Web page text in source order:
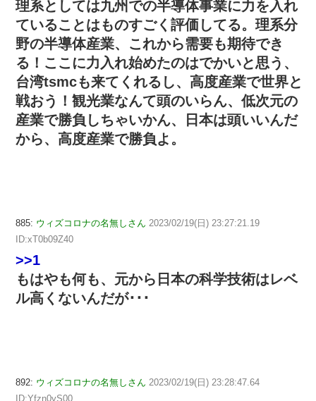
理系としては九州での半導体事業に力を入れ
ていることはものすごく評価してる。理系分
野の半導体産業、これから需要も期待でき
る！ここに力入れ始めたのはでかいと思う、
台湾tsmcも来てくれるし、高度産業で世界と
戦おう！観光業なんて頭のいらん、低次元の
産業で勝負しちゃいかん、日本は頭いいんだ
から、高度産業で勝負よ。
885: ウィズコロナの名無しさん 2023/02/19(日) 23:27:21.19
ID:xT0b09Z40
>>1
もはやも何も、元から日本の科学技術はレベ
ル高くないんだが･･･
892: ウィズコロナの名無しさん 2023/02/19(日) 23:28:47.64
ID:Yfzn0yS00